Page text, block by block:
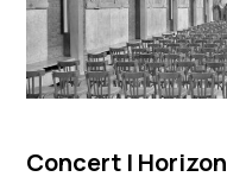
Concert | Horizon